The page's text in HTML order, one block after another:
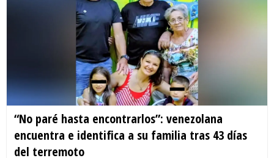
“No paré hasta encontrarlos”: venezolana
encuentra e identifica a su familia tras 43 días
del terremoto